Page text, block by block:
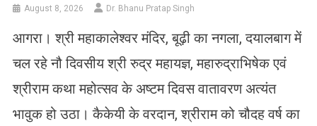
August 8, 2026 Dr. Bhanu Pratap Singh
आगरा। श्री महाकालेश्वर मंदिर, बूढ़ी का नगला, दयालबाग में
चल रहे नौ दिवसीय श्री रुद्र महायज्ञ, महारुद्राभिषेक एवं
श्रीराम कथा महोत्सव के अष्टम दिवस वातावरण अत्यंत
भावुक हो उठा। कैकेयी के वरदान, श्रीराम को चौदह वर्ष का